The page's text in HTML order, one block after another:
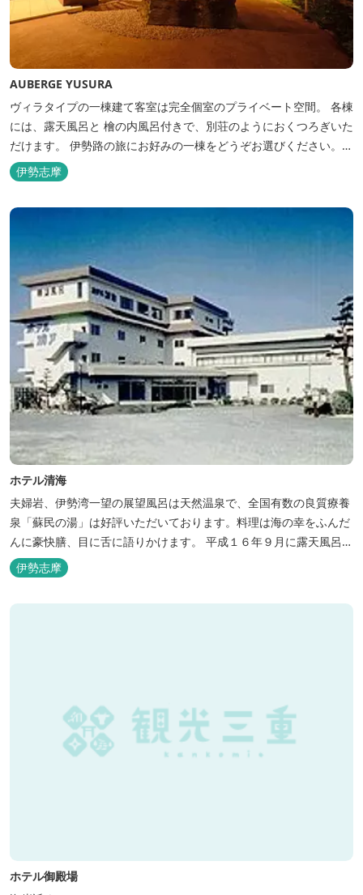
AUBERGE YUSURA
ヴィラタイプの一棟建て客室は完全個室のプライベート空間。 各棟
には、露天風呂と 檜の内風呂付きで、別荘のようにおくつろぎいた
だけます。 伊勢路の旅にお好みの一棟をどうぞお選びください。
「AUBERGE YUSURA」が大切にしていること それは、小さな宿な
らではの「ひと手間」のおもてなし。 「居・食・充」を満たし、皆
様の伊勢路の旅に寄り添う宿となれるよう、心を月してお待ちし
伊勢志摩
ホテル清海
夫婦岩、伊勢湾一望の展望風呂は天然温泉で、全国有数の良質療養
泉「蘇民の湯」は好評いただいております。料理は海の幸をふんだ
んに豪快膳、目に舌に語りかけます。 平成１６年９月に露天風呂が
オープンしました。
伊勢志摩
ホテル御殿場